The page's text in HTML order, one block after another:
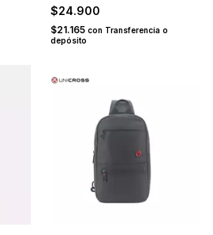
$24.900
$21.165 con Transferencia o
depósito